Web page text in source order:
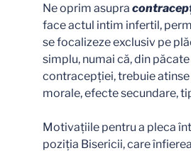
Ne oprim asupra
face actul intim infertil,
se focalizeze exclusiv pe
simplu, numai că, din
contracepţiei, trebuie
morale, efecte secundare,
Motivaţiile pentru a pleca
poziţia Bisericii, care